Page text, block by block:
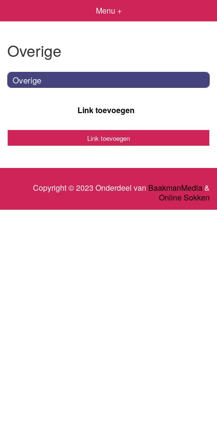
Menu +
Overige
Overige
Link toevoegen
Link toevoegen
Copyright © 2023 Onderdeel van BaakmanMedia&
Online Sokken